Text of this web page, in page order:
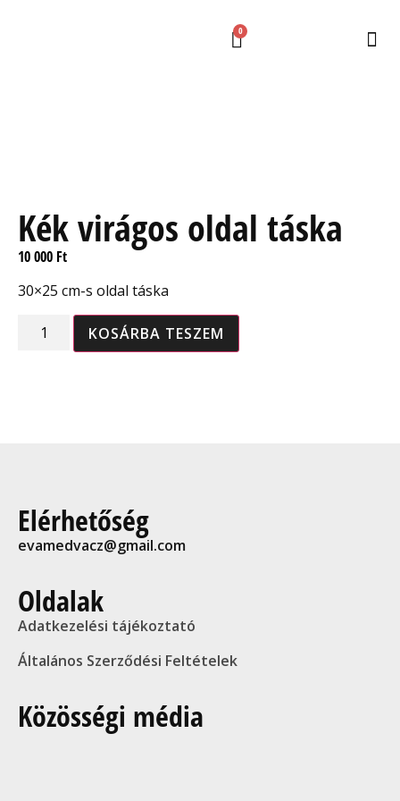
0
Kék virágos oldal táska
10 000 Ft
30×25 cm-s oldal táska
KOSÁRBA TESZEM
Elérhetőség
evamedvacz@gmail.com
Oldalak
Adatkezelési tájékoztató
Általános Szerződési Feltételek
Közösségi média